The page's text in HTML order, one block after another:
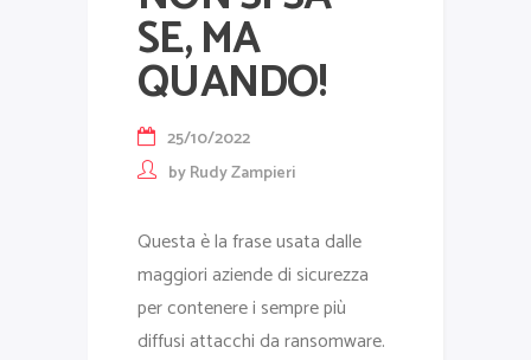
SE, MA
QUANDO!
25/10/2022
byRudy Zampieri
Questa è la frase usata dalle
maggiori aziende di sicurezza
per contenere i sempre più
diffusi attacchi da ransomware.